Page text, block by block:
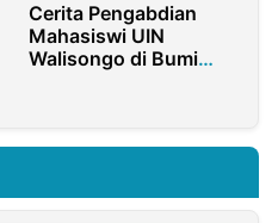
Cerita Pengabdian
Mahasiswi UIN
Walisongo di Bumi